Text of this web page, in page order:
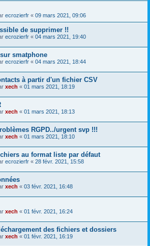
ecrozierfr « 09 mars 2021, 09:06
de supprimer !!
ecrozierfr « 04 mars 2021, 19:40
smatphone
ecrozierfr « 04 mars 2021, 18:44
à partir d'un fichier CSV
xech « 01 mars 2021, 18:19
xech « 01 mars 2021, 18:13
RGPD../urgent svp !!!
xech « 01 mars 2021, 18:10
au format liste par défaut
ecrozierfr « 28 févr. 2021, 15:58
xech « 03 févr. 2021, 16:48
xech « 01 févr. 2021, 16:24
des fichiers et dossiers
xech « 01 févr. 2021, 16:19